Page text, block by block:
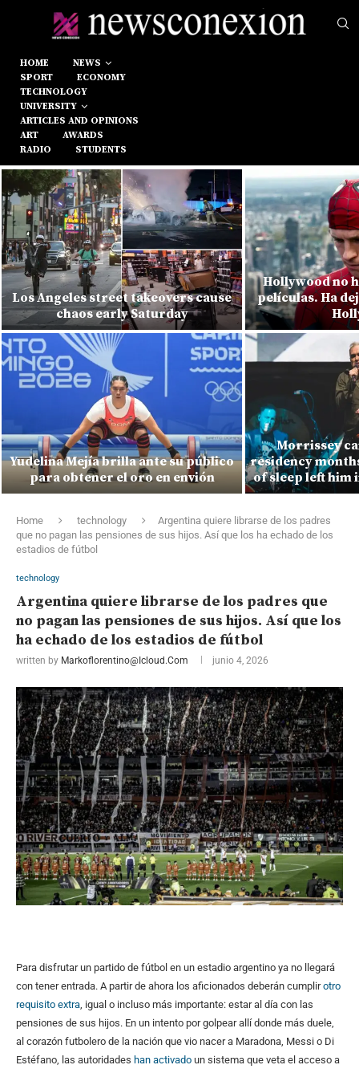
HOME
NEWS
SPORT
ECONOMY
TECHNOLOGY
UNIVERSITY
ARTICLES AND OPINIONS
ART
AWARDS
RADIO
STUDENTS
Los Angeles street takeovers cause
chaos early Saturday
Yudelina Mejía brilla ante su público
para obtener el oro en envión
Hollywood no
películas. Ha
Morrissey
residency
of sleep left him
Home technology
Argentina quiere librarse de los padres
que no pagan las pensiones de sus hijos. Así que los ha echado de los
estadios de fútbol
technology
Argentina quiere librarse de los padres que
no pagan las pensiones de sus hijos. Así que los
ha echado de los estadios de fútbol
written by Markoflorentino@icloud.com junio 4, 2026
Para disfrutar un partido de fútbol en un estadio argentino ya no llegará
con tener entrada. A partir de ahora los aficionados deberán cumplirotro
requisito extra , igual o incluso más importante: estar al día con las
pensiones de sus hijos. En un intento por golpear allí donde más duele,
al corazón futbolero de la nación que vio nacer a Maradona, Messi o Di
Estéfano, las autoridades han activado un sistema que veta el acceso a